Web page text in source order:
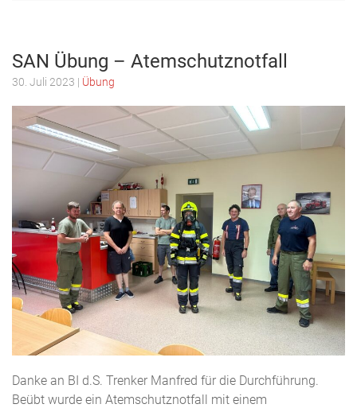
SAN Übung – Atemschutznotfall
30. Juli 2023 | Übung
Danke an BI d.S. Trenker Manfred für die Durchführung.
Beübt wurde ein Atemschutznotfall mit einem